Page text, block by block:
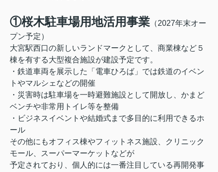
①桜木駐車場用地活用事業 （2027年末オー
プン予定）
大宮駅西口の新しいランドマークとして、商業棟など５
棟を有する大型複合施設が建設予定です。
・鉄道車両を展示した「電車ひろば」では鉄道のイベン
トやマルシェなどの開催
・災害時は駐車場を一時避難施設として開放し、かまど
ベンチや非常用トイレ等を整備
・ビジネスイベントや結婚式まで多目的に利用できるホ
ール
その他にもオフィス棟やフィットネス施設、クリニック
モール、スーパーマーケットなどが
予定されており、 個人的には一番注目している再開発事